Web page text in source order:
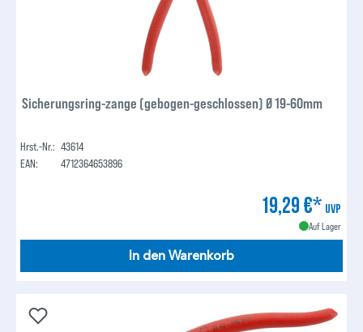
Sicherungsring-zange (gebogen-geschlossen) Ø 19-60mm
Hrst.-Nr.: 43614
EAN:
4712364653896
19,29 €* UVP
Auf Lager
In den Warenkorb